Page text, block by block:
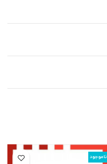
ناموجود